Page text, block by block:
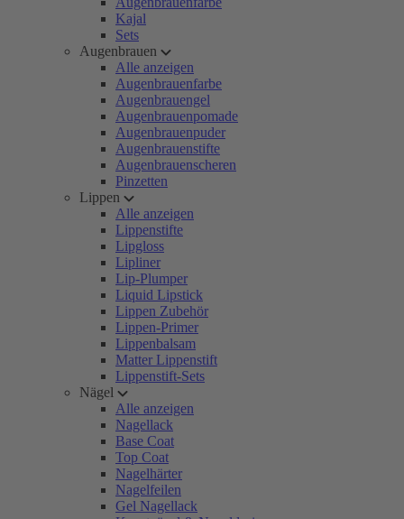
Kajal
Sets
Augenbrauen
Alle anzeigen
Augenbrauenfarbe
Augenbrauengel
Augenbrauenpomade
Augenbrauenpuder
Augenbrauenstifte
Augenbrauenscheren
Pinzetten
Lippen
Alle anzeigen
Lippenstifte
Lipgloss
Lipliner
Lip-Plumper
Liquid Lipstick
Lippen Zubehör
Lippen-Primer
Lippenbalsam
Matter Lippenstift
Lippenstift-Sets
Nägel
Alle anzeigen
Nagellack
Base Coat
Top Coat
Nagelhärter
Nagelfeilen
Gel Nagellack